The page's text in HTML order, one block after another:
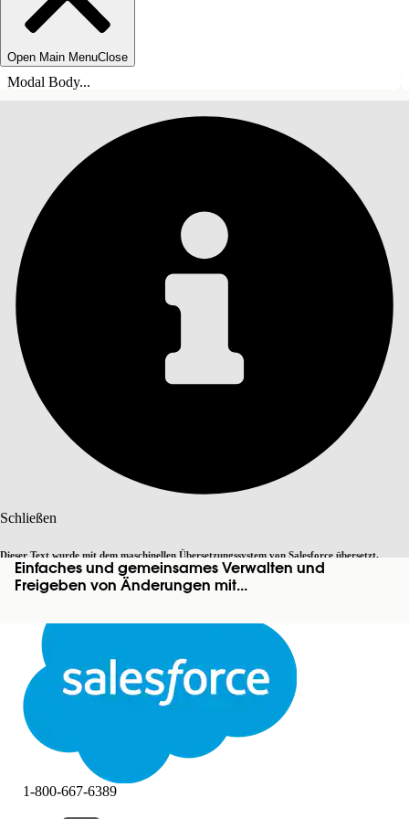
Open Main MenuClose
Modal Body...
Schließen
Dieser Text wurde mit dem maschinellen Übersetzungssystem von Salesforce übersetzt.
Weitere Details finden Sie hier. Zu Englisch wechseln Nicht jetzt
Schließen
Einfaches und gemeinsames Verwalten und
Freigeben von Änderungen mit...
INHALT
1-800-667-6389